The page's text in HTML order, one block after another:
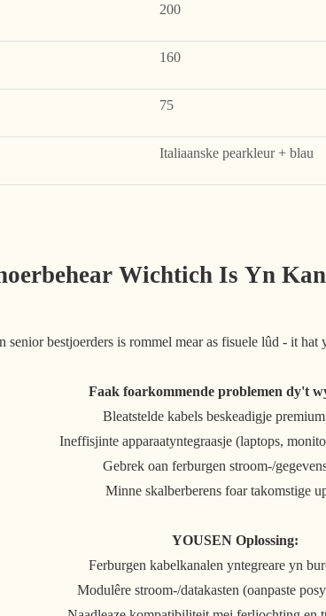
200
160
75
Italiaanske pearkleur + blau
Wichtich Is Yn
senior bestjoerders is rommel mear as fisuele lûd - it
Faak foarkommende problemen dy't
Bleatstelde kabels beskeadigje
Ineffisjinte apparaatyntegraasje (laptops,
Gebrek oan ferburgen stroom-/
Minne skalberberens foar takomstige
YOUSEN Oplossing:
Ferburgen kabelkanalen yntegreare yn
Modulêre stroom-/datakasten (oanpaste